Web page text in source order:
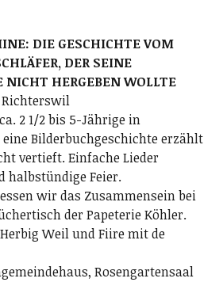
DIE GESCHICHTE VOM
DER SEINE
NICHT HERGEBEN WOLLTE
2 1/2 bis 5-Jährige in
Bilderbuchgeschichte erzählt
vertieft. Einfache Lieder
halbstündige Feier.
wir das Zusammensein bei
der Papeterie Köhler.
Weil und Fiire mit de
Rosengartensaal